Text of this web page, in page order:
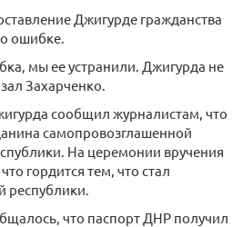
Джигурде гражданства
ошибке.
мы ее устранили. Джигурда не
Захарченко.
сообщил журналистам, что
самопровозглашенной
На церемонии вручения
гордится тем, что стал
республики.
что паспорт ДНР получил